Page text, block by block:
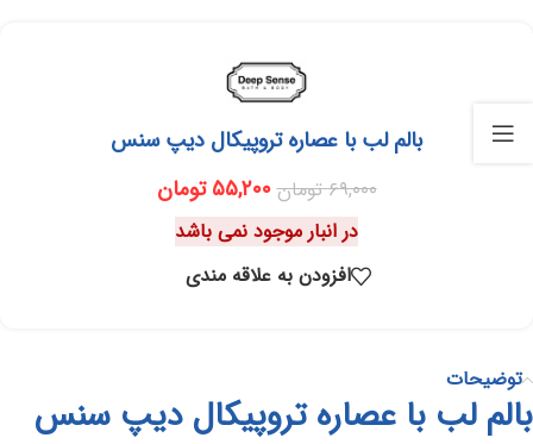
بالم لب با عصاره تروپیکال دیپ سنس
۶۹,۰۰۰ تومان ۵۵,۲۰۰ تومان
در انبار موجود نمی باشد
افزودن به علاقه مندی
توضیحات
بالم لب با عصاره تروپیکال دیپ سنس